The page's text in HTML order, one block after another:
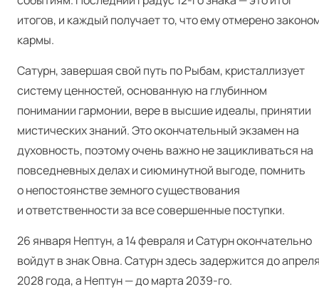
итогов, и каждый получает то, что ему отмерено
кармы.
Сатурн, завершая свой путь по Рыбам, кристаллизует
систему ценностей, основанную на глубинном
понимании гармонии, вере в высшие идеалы, принятии
мистических знаний. Это окончательный экзамен на
духовность, поэтому очень важно не зацикливаться на
повседневных делах и сиюминутной выгоде, помнить
о непостоянстве земного существования
и ответственности за все совершенные поступки.
26 января Нептун, а 14 февраля и Сатурн окончательно
войдут в знак Овна. Сатурн здесь задержится до
2028 года, а Нептун — до марта 2039-го.